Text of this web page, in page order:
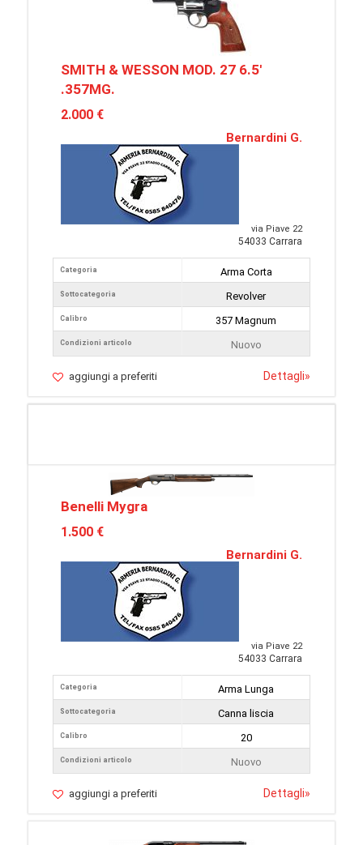
SMITH & WESSON MOD. 27 6.5'
.357MG.
2.000 €
Bernardini G.
via Piave 22
54033 Carrara
Categoria
Sottocategoria
Calibro
Condizioni articolo
Arma Corta
Revolver
357 Magnum
Nuovo
aggiungi a preferiti Dettagli»
Benelli Mygra
1.500 €
Bernardini G.
via Piave 22
54033 Carrara
Categoria
Sottocategoria
Calibro
Condizioni articolo
Arma Lunga
Canna liscia
20
Nuovo
aggiungi a preferiti Dettagli»